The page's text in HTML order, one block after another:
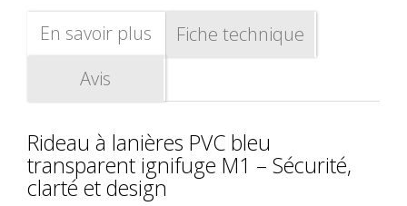
En savoir plus
Fiche technique
Avis
Rideau à lanières PVC bleu
transparent ignifuge M1 – Sécurité,
clarté et design